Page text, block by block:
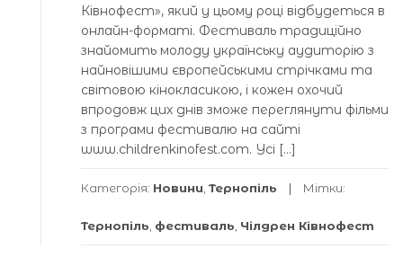
Ківнофест», який у цьому році відбудеться в
онлайн-форматі. Фестиваль традиційно
знайомить молоду українську аудиторію з
найновішими європейськими стрічками та
світовою кінокласикою, і кожен охочий
впродовж цих днів зможе переглянути фільми
з програми фестивалю на сайті
www.childrenkinofest.com. Усі […]
Категорія: Новини Тернопіль Мітки:
Тернопіль фестиваль Чілдрен Ківнофест